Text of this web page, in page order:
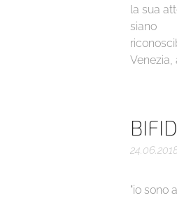
la sua
siano
Venezia,
"io sono